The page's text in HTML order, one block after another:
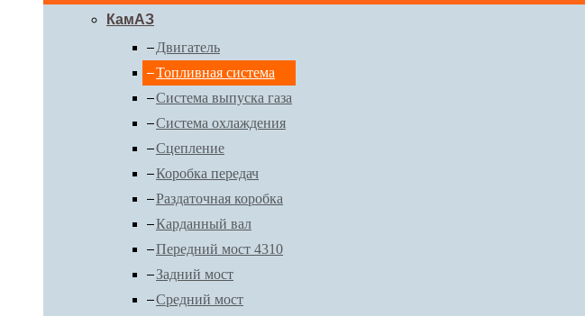
КамАЗ
Двигатель
Топливная система
Система выпуска газа
Система охлаждения
Сцепление
Коробка передач
Раздаточная коробка
Карданный вал
Передний мост 4310
Задний мост
Средний мост